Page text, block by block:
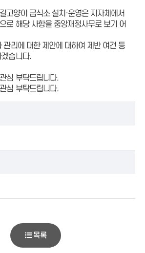
고양이 급식소 설치·운영은 지자체에서
로 해당 사항을 중앙재정사무로 보기 어
관리에 대한 제안에 대하여 제반 여건 등
습니다.
심 부탁드립니다.
심 부탁드립니다.
목록